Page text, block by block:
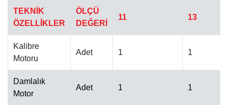
OTOMATIK CILA MAKINESI
TEKNİK
ÖZELLİKLER
ÖLÇÜ
DEĞERİ
11 13
Kalibre
Motoru
Adet 1 1
Damlalık
Motor
Adet 1 1